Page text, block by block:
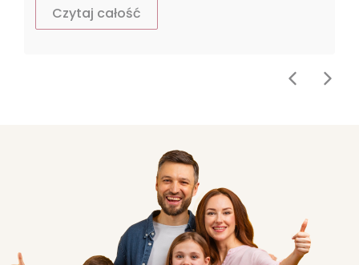
Czytaj całość